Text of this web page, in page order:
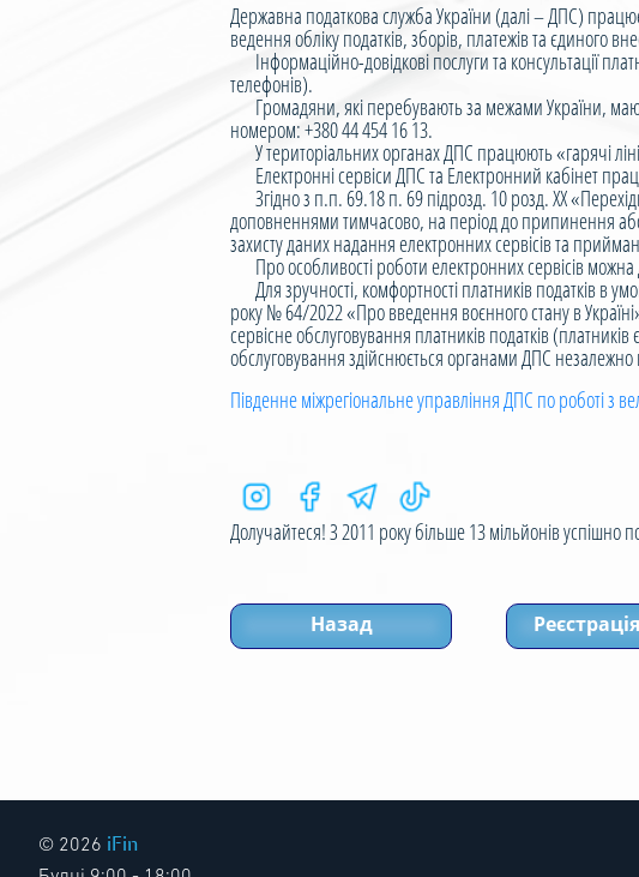
Державна податкова служба України (далі – ДПС)
ведення обліку податків, зборів, платежів та єдиного
Інформаційно-довідкові послуги та консультації
телефонів).
Громадяни, які перебувають за межами України,
номером: +380 44 454 16 13.
У територіальних органах ДПС працюють «гарячі
Електронні сервіси ДПС та Електронний кабінет
Згідно з п.п. 69.18 п. 69 підрозд. 10 розд. ХХ
доповненнями тимчасово, на період до припинення або
захисту даних надання електронних сервісів та
Про особливості роботи електронних сервісів
Для зручності, комфортності платників податків в
року № 64/2022 «Про введення воєнного стану в
сервісне обслуговування платників податків
обслуговування здійснюється органами ДПС незалежно
Південне міжрегіональне управління ДПС по роботі з
Долучайтеся! З 2011 року більше 13 мільйонів успішно
Назад
© 2026 iFin